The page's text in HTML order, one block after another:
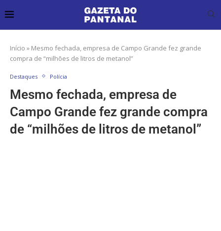
Início » Mesmo fechada, empresa de Campo Grande fez grande
compra de “milhões de litros de metanol”
Destaques Polícia
Mesmo fechada, empresa de
Campo Grande fez grande compra
de “milhões de litros de metanol”